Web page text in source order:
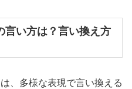
言い方は？言い換え方
、多様な表現で言い換える